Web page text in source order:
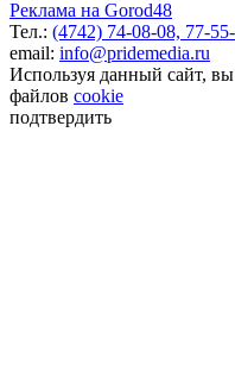
Реклама на Gorod48
Тел.: (4742) 74-08-08, 77-
email: info@pridemedia.ru
Используя данный сайт, вы
файлов cookie
подтвердить